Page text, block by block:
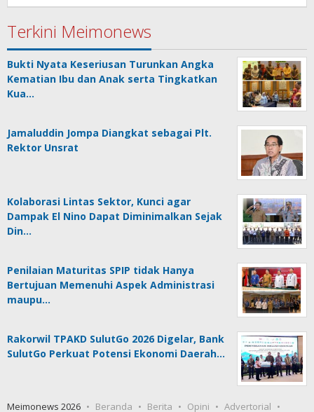
Terkini Meimonews
Bukti Nyata Keseriusan Turunkan Angka
Kematian Ibu dan Anak serta Tingkatkan
Kua…
Jamaluddin Jompa Diangkat sebagai Plt.
Rektor Unsrat
Kolaborasi Lintas Sektor, Kunci agar
Dampak El Nino Dapat Diminimalkan Sejak
Din…
Penilaian Maturitas SPIP tidak Hanya
Bertujuan Memenuhi Aspek Administrasi
maupu…
Rakorwil TPAKD SulutGo 2026 Digelar, Bank
SulutGo Perkuat Potensi Ekonomi Daerah…
Meimonews 2026 Beranda Berita Opini Advertorial